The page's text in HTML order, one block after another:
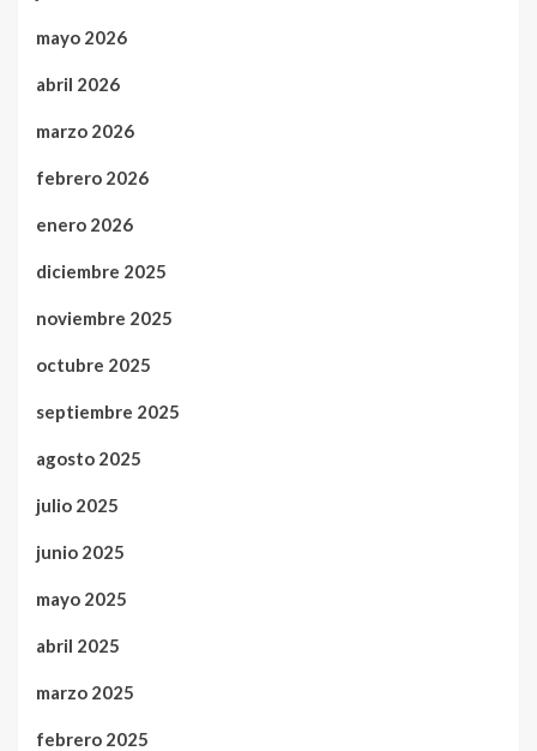
mayo 2026
abril 2026
marzo 2026
febrero 2026
enero 2026
diciembre 2025
noviembre 2025
octubre 2025
septiembre 2025
agosto 2025
julio 2025
junio 2025
mayo 2025
abril 2025
marzo 2025
febrero 2025